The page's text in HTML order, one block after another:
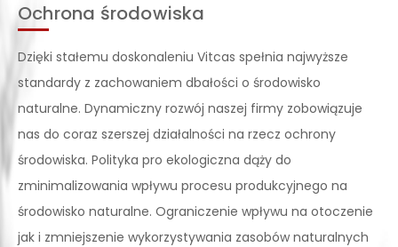
Ochrona środowiska
Dzięki stałemu doskonaleniu Vitcas spełnia najwyższe
standardy z zachowaniem dbałości o środowisko
naturalne. Dynamiczny rozwój naszej firmy zobowiązuje
nas do coraz szerszej działalności na rzecz ochrony
środowiska. Polityka pro ekologiczna dąży do
zminimalizowania wpływu procesu produkcyjnego na
środowisko naturalne. Ograniczenie wpływu na otoczenie
jak i zmniejszenie wykorzystywania zasobów naturalnych